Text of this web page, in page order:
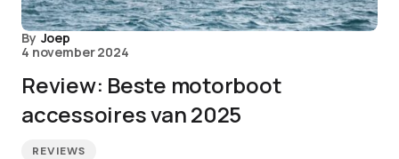
By Joep
4 november 2024
Review: Beste motorboot
accessoires van 2025
REVIEWS